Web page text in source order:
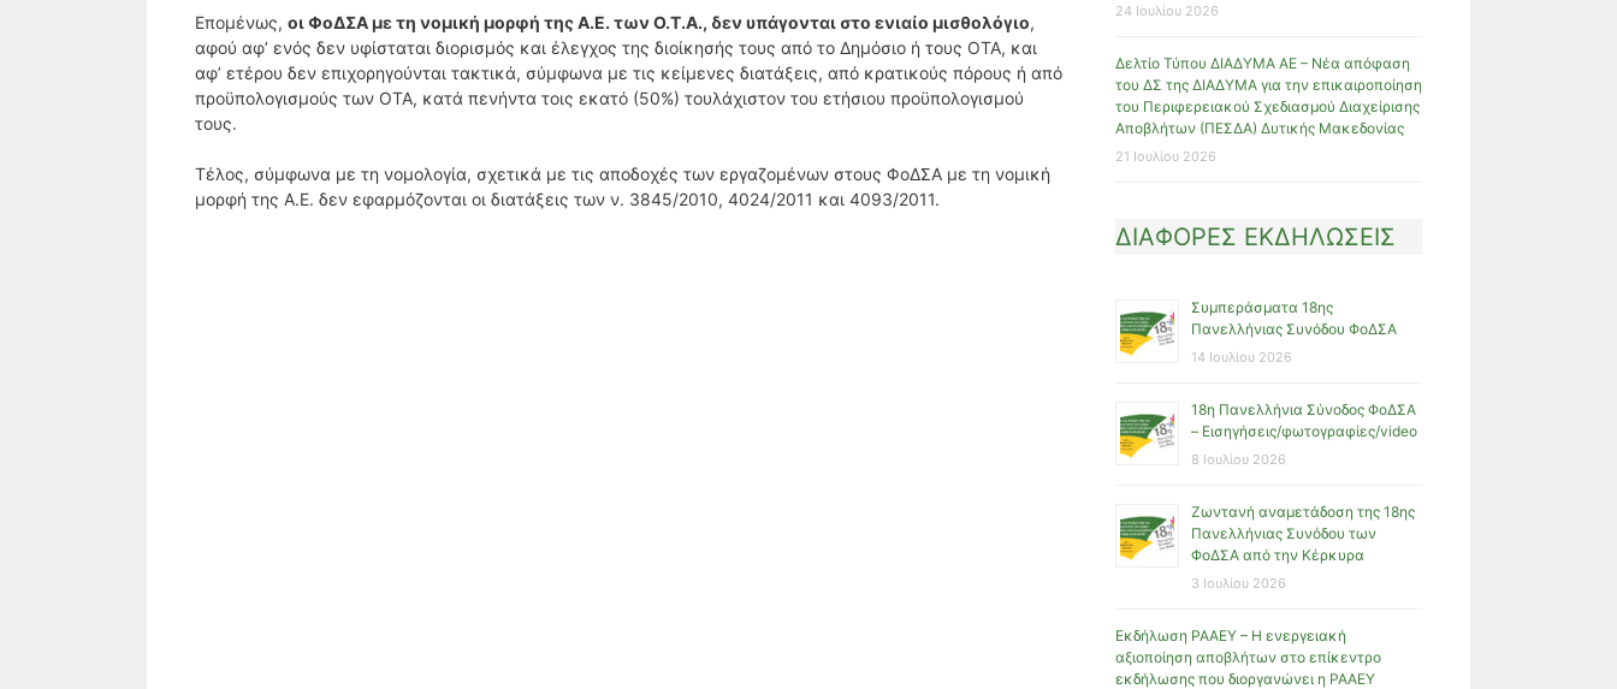
Επομένως, οι ΦοΔΣΑ με τη νομική μορφή της Α.Ε. των Ο.Τ.Α., δεν υπάγονται στο ενιαίο μισθολόγιο,
αφού αφ’ ενός δεν υφίσταται διορισμός και έλεγχος της διοίκησής τους από το Δημόσιο ή τους ΟΤΑ, και
αφ’ ετέρου δεν επιχορηγούνται τακτικά, σύμφωνα με τις κείμενες διατάξεις, από κρατικούς πόρους ή από
προϋπολογισμούς των ΟΤΑ, κατά πενήντα τοις εκατό (50%) τουλάχιστον του ετήσιου προϋπολογισμού
τους.
Τέλος, σύμφωνα με τη νομολογία, σχετικά με τις αποδοχές των εργαζομένων στους ΦοΔΣΑ με τη νομική
μορφή της Α.Ε. δεν εφαρμόζονται οι διατάξεις των ν. 3845/2010, 4024/2011 και 4093/2011.
24 Ιουλίου 2026
Δελτίο Τύπου ΔΙΑΔΥΜΑ ΑΕ – Νέα απόφαση
του ΔΣ της ΔΙΑΔΥΜΑ για την επικαιροποίηση
του Περιφερειακού Σχεδιασμού Διαχείρισης
Αποβλήτων (ΠΕΣΔΑ) Δυτικής Μακεδονίας
21 Ιουλίου 2026
ΔΙΑΦΟΡΕΣ ΕΚΔΗΛΩΣΕΙΣ
Συμπεράσματα 18ης
Πανελλήνιας Συνόδου ΦοΔΣΑ
14 Ιουλίου 2026
18η Πανελλήνια Σύνοδος ΦοΔΣΑ
– Εισηγήσεις/φωτογραφίες/video
8 Ιουλίου 2026
Ζωντανή αναμετάδοση της 18ης
Πανελλήνιας Συνόδου των
ΦοΔΣΑ από την Κέρκυρα
3 Ιουλίου 2026
Εκδήλωση ΡΑΑΕΥ – Η ενεργειακή
αξιοποίηση αποβλήτων στο επίκεντρο
εκδήλωσης που διοργανώνει η ΡΑΑΕΥ